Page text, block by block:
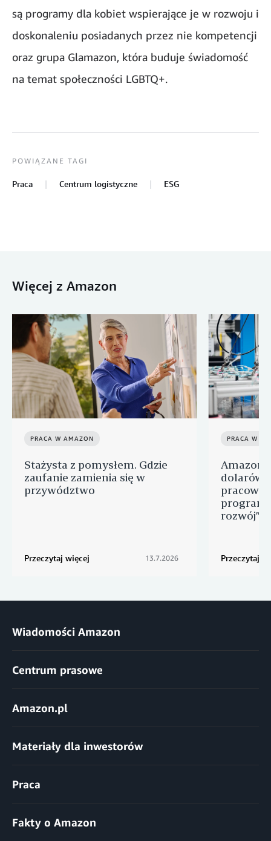
są programy dla kobiet wspierające je w rozwoju i
doskonaleniu posiadanych przez nie kompetencji
oraz grupa Glamazon, która buduje świadomość
na temat społeczności LGBTQ+.
POWIĄZANE TAGI
Praca Centrum logistyczne ESG
Więcej z Amazon
PRACA W AMAZON
Stażysta z pomysłem. Gdzie
zaufanie zamienia się w
przywództwo
Przeczytaj więcej 13.7.2026
PRACA W
Amazon
dolarów
rozwój”
Przeczytaj
Wiadomości Amazon
Centrum prasowe
Amazon.pl
Materiały dla inwestorów
Praca
Fakty o Amazon